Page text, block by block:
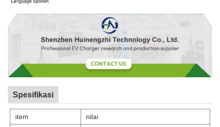
Spesifikasi
item
nilai